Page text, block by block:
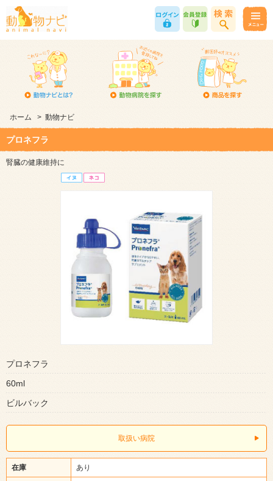
ホーム > 動物ナビ
プロネフラ
腎臓の健康維持に
プロネフラ
60ml
ビルバック
取扱い病院
在庫 あり